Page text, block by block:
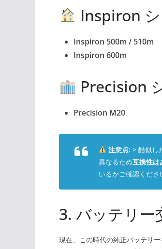
Inspiron シ
Inspiron 500m / 510m
Inspiron 600m
Precision
Precision M20
注意点: > 酷似し
異なるため互換性は
いるかご確認くださ
3. バッテリー
現在、この時代の純正バッテリ